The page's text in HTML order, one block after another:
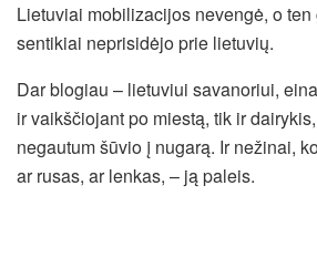
Lietuviai mobilizacijos nevengė, o
sentikiai neprisidėjo prie lietuvių.
Dar blogiau – lietuviui savanoriui,
ir vaikščiojant po miestą, tik ir
negautum šūvio į nugarą. Ir nežinai,
ar rusas, ar lenkas, – ją paleis.